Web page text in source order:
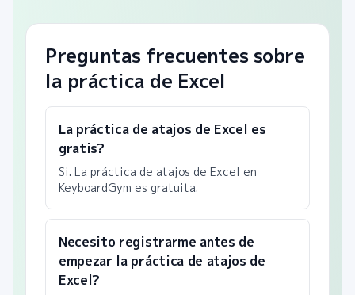
Preguntas frecuentes sobre
la práctica de Excel
La práctica de atajos de Excel es
gratis?
Si. La práctica de atajos de Excel en
KeyboardGym es gratuita.
Necesito registrarme antes de
empezar la práctica de atajos de
Excel?